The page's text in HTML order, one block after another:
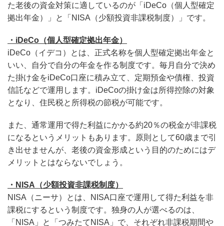
た老後の資金対策に適しているのが「iDeCo（個人型確定
拠出年金）」と「NISA（少額投資非課税制度）」です。
・iDeCo（個人型確定拠出年金）
iDeCo（イデコ）とは、正式名称を個人型確定拠出年金と
いい、自分で自分の年金を作る制度です。毎月自分で決め
た掛け金をiDeCo口座に積み立て、定期預金や債権、投資
信託などで運用します。iDeCoの掛け金は所得控除の対象
となり、住民税と所得税の節税が可能です。
また、通常運用で得た利益にかかる約20％の税金が非課税
になるというメリットもあります。原則として60歳まで引
き出せませんが、老後の資金形成という目的のためにはデ
メリットとはならないでしょう。
・NISA（少額投資非課税制度）
NISA（ニーサ）とは、NISA口座で運用して得た利益を非
課税にするという制度です。独身の人が選べるのは、
「NISA」と「つみたてNISA」で、それぞれ非課税期間や